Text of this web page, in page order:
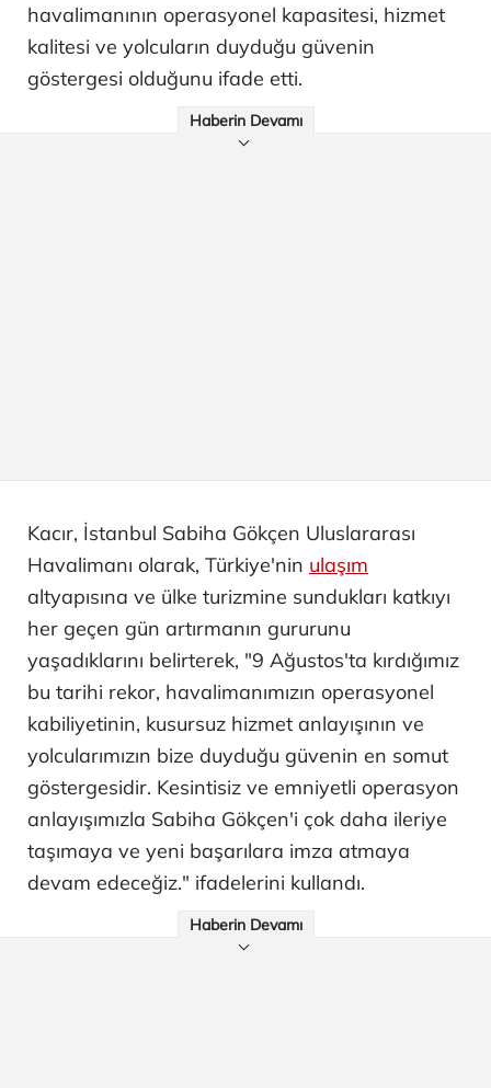
havalimanının operasyonel kapasitesi, hizmet
kalitesi ve yolcuların duyduğu güvenin
göstergesi olduğunu ifade etti.
Haberin Devamı
Kacır, İstanbul Sabiha Gökçen Uluslararası
Havalimanı olarak, Türkiye'nin ulaşım
altyapısına ve ülke turizmine sundukları katkıyı
her geçen gün artırmanın gururunu
yaşadıklarını belirterek, "9 Ağustos'ta kırdığımız
bu tarihi rekor, havalimanımızın operasyonel
kabiliyetinin, kusursuz hizmet anlayışının ve
yolcularımızın bize duyduğu güvenin en somut
göstergesidir. Kesintisiz ve emniyetli operasyon
anlayışımızla Sabiha Gökçen'i çok daha ileriye
taşımaya ve yeni başarılara imza atmaya
devam edeceğiz." ifadelerini kullandı.
Haberin Devamı